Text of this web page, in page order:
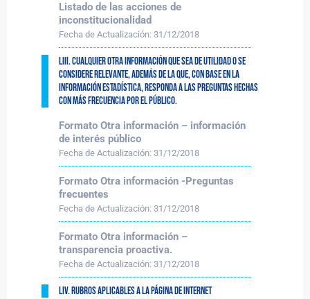
Listado de las acciones de
inconstitucionalidad
Fecha de Actualización: 31/12/2018
LIII. Cualquier otra información que sea de utilidad o se
considere relevante, además de la que, con base en la
información estadística, responda a las preguntas hechas
con más frecuencia por el público.
Formato Otra información – información
de interés público
Fecha de Actualización: 31/12/2018
Formato Otra información -Preguntas
frecuentes
Fecha de Actualización: 31/12/2018
Formato Otra información –
transparencia proactiva.
Fecha de Actualización: 31/12/2018
LIV. Rubros aplicables a la página de Internet